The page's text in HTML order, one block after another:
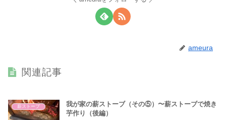
ameura
関連記事
薪ストーブ
我が家の薪ストーブ（その⑤）〜薪ストーブで焼き
芋作り（後編）